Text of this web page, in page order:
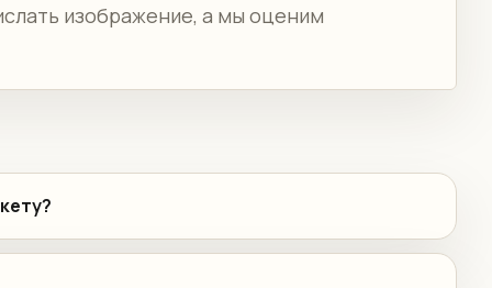
изображение, а мы оценим